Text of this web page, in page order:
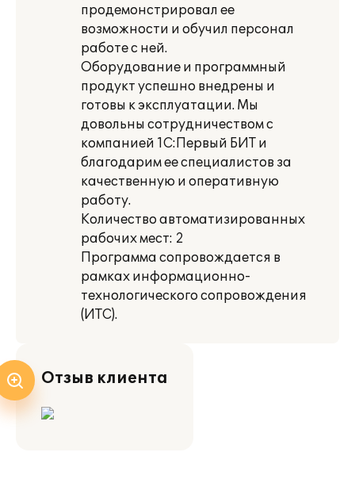
продемонстрировал ее
возможности и обучил персонал
работе с ней.
Оборудование и программный
продукт успешно внедрены и
готовы к эксплуатации. Мы
довольны сотрудничеством с
компанией 1С:Первый БИТ и
благодарим ее специалистов за
качественную и оперативную
работу.
Количество автоматизированных
рабочих мест: 2
Программа сопровождается в
рамках информационно-
технологического сопровождения
(ИТС).
Отзыв клиента